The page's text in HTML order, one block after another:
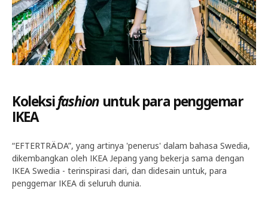
Koleksifashion untuk para penggemar
IKEA
“EFTERTRÄDA”, yang artinya 'penerus' dalam bahasa Swedia,
dikembangkan oleh IKEA Jepang yang bekerja sama dengan
IKEA Swedia - terinspirasi dari, dan didesain untuk, para
penggemar IKEA di seluruh dunia.